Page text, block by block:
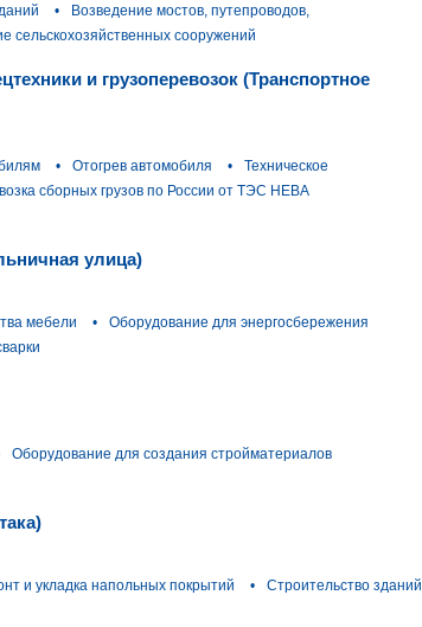
•
Возведение мостов, путепроводов,
сельскохозяйственных сооружений
и грузоперевозок (Транспортное
• Отогрев автомобиля •
Техническое
сборных грузов по России от ТЭС НЕВА
улица)
мебели •
Оборудование для энергосбережения
Оборудование для создания стройматериалов
и укладка напольных покрытий •
Строительство зданий